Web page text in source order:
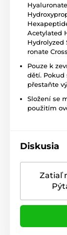
Acetylated
Hydrolyzed
ronate
Pouze k
dětí. Pokud
přestaňte
Složení se
použitím
Diskusia
Zatiaľ